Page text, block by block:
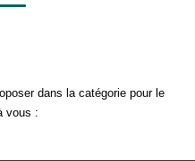
dans la catégorie pour le
vous :